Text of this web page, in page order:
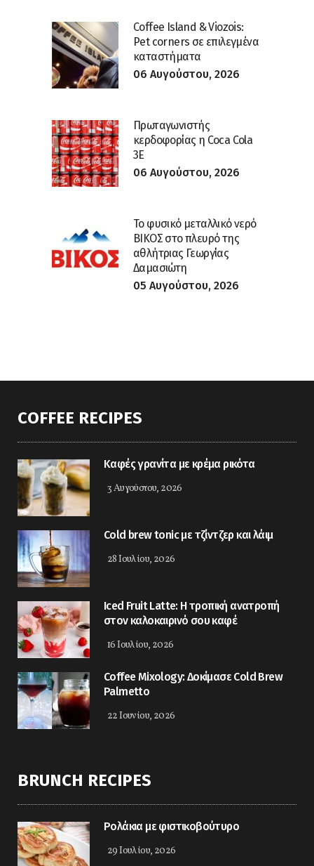
Coffee Island & Viozois:
Pet corners σε επιλεγμένα
καταστήματα
06 Αυγούστου, 2026
Πρωταγωνιστής
κερδοφορίας η Coca Cola
3E
06 Αυγούστου, 2026
Το φυσικό μεταλλικό νερό
ΒΙΚΟΣ στο πλευρό της
αθλήτριας Γεωργίας
Δαμασιώτη
05 Αυγούστου, 2026
COFFEE RECIPES
Καφές γρανίτα με κρέμα ρικότα
3 Αυγούστου, 2026
Cold brew tonic με τζίντζερ και λάιμ
28 Ιουλίου, 2026
Iced Fruit Latte: Η τροπική ανατροπή
στον καλοκαιρινό σου καφέ
16 Ιουλίου, 2026
Coffee Mixology: Δοκίμασε Cold Brew
Palmetto
22 Ιουνίου, 2026
BRUNCH RECIPES
Ρολάκια με φιστικοβούτυρο
29 Ιουλίου, 2026